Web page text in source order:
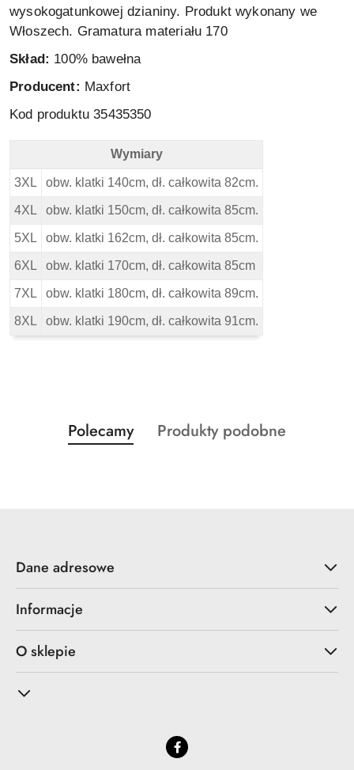
wysokogatunkowej dzianiny. Produkt wykonany we
Włoszech. Gramatura materiału 170
Skład: 100% bawełna
Producent: Maxfort
Kod produktu 35435350
Maxfort Duża Koszulka - Red - Wymiary
Wymiary
3XL obw. klatki 140cm, dł. całkowita 82cm.
4XL obw. klatki 150cm, dł. całkowita 85cm.
5XL obw. klatki 162cm, dł. całkowita 85cm.
6XL obw. klatki 170cm, dł. całkowita 85cm
7XL obw. klatki 180cm, dł. całkowita 89cm.
8XL obw. klatki 190cm, dł. całkowita 91cm.
Pomiń karuzelę produktów
Produkty
o
Polecamy
Produkty
Produkty podobne
Dane adresowe
Informacje
O sklepie